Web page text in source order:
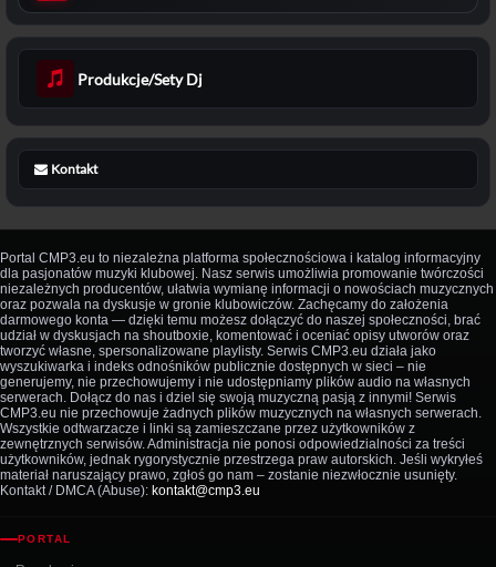
Produkcje/Sety Dj
Kontakt
Portal CMP3.eu to niezależna platforma społecznościowa i katalog informacyjny
dla pasjonatów muzyki klubowej. Nasz serwis umożliwia promowanie twórczości
niezależnych producentów, ułatwia wymianę informacji o nowościach muzycznych
oraz pozwala na dyskusje w gronie klubowiczów. Zachęcamy do założenia
darmowego konta — dzięki temu możesz dołączyć do naszej społeczności, brać
udział w dyskusjach na shoutboxie, komentować i oceniać opisy utworów oraz
tworzyć własne, spersonalizowane playlisty. Serwis CMP3.eu działa jako
wyszukiwarka i indeks odnośników publicznie dostępnych w sieci – nie
generujemy, nie przechowujemy i nie udostępniamy plików audio na własnych
serwerach. Dołącz do nas i dziel się swoją muzyczną pasją z innymi! Serwis
CMP3.eu nie przechowuje żadnych plików muzycznych na własnych serwerach.
Wszystkie odtwarzacze i linki są zamieszczane przez użytkowników z
zewnętrznych serwisów. Administracja nie ponosi odpowiedzialności za treści
użytkowników, jednak rygorystycznie przestrzega praw autorskich. Jeśli wykryłeś
materiał naruszający prawo, zgłoś go nam – zostanie niezwłocznie usunięty.
Kontakt / DMCA (Abuse): kontakt@cmp3.eu
PORTAL